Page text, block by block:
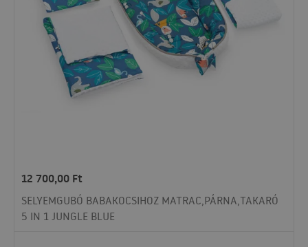
12 700,00 Ft
SELYEMGUBÓ BABAKOCSIHOZ MATRAC,PÁRNA,TAKARÓ
5 IN 1 JUNGLE BLUE